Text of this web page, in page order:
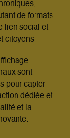
de formats
lien social et
citoyens.
sont
pour capter
dédiée et
et la